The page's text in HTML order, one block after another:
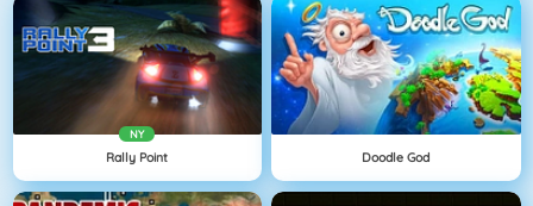
NY
Rally Point Doodle God